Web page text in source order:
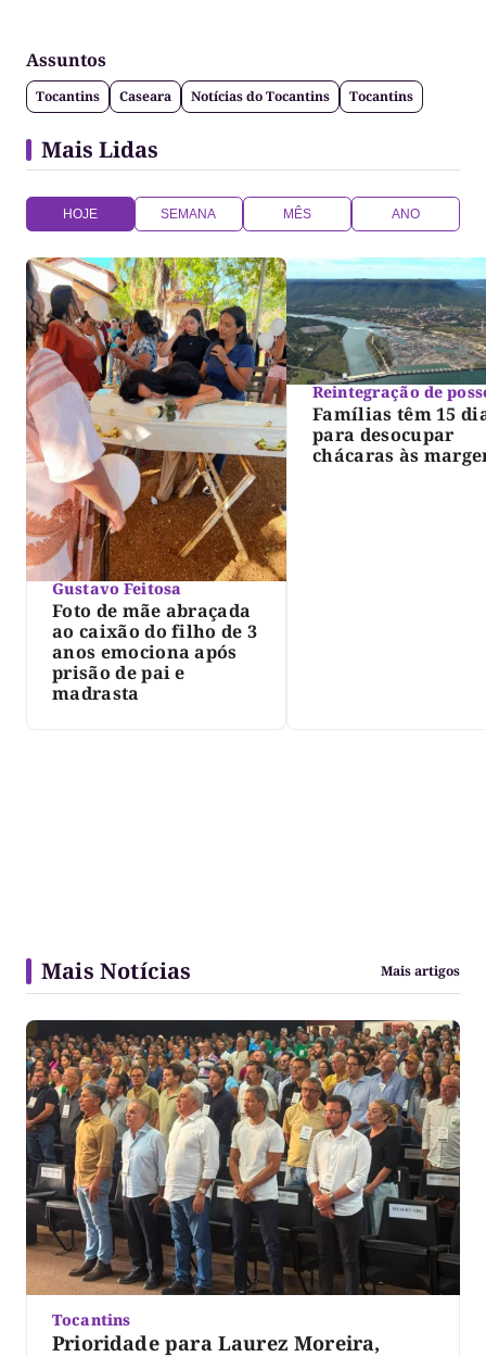
Assuntos
Tocantins Caseara Notícias do Tocantins Tocantins
Mais Lidas
HOJE SEMANA MÊS ANO
Gustavo Feitosa
Foto de mãe abraçada
ao caixão do filho de 3
anos emociona após
prisão de pai e
madrasta
Reintegração de
Famílias têm 15
para desocupar
chácaras às
Mais Notícias Mais artigos
Tocantins
Prioridade para Laurez Moreira,